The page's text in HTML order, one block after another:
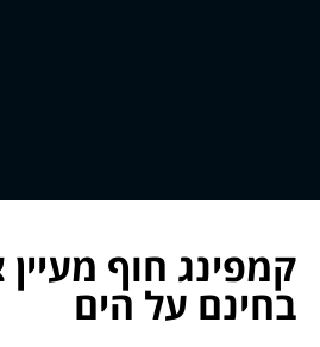
קמפינג חוף
בחינם על הים